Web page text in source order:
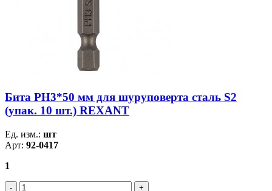
Бита PH3*50 мм для шуруповерта сталь S2
(упак. 10 шт.) REXANT
Ед. изм.: шт
Арт: 92-0417
1